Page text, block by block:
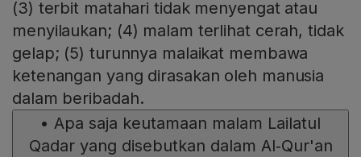
(3) terbit matahari tidak menyengat atau
menyilaukan; (4) malam terlihat cerah, tidak
gelap; (5) turunnya malaikat membawa
ketenangan yang dirasakan oleh manusia
dalam beribadah.
• Apa saja keutamaan malam Lailatul
Qadar yang disebutkan dalam Al‑Qur'an